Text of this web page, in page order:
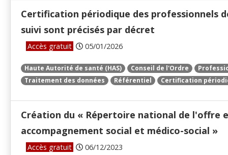
Certification périodique des professionnels
suivi sont précisés par décret
Accès gratuit 05/01/2026
Haute Autorité de santé (HAS) Conseil de l'Ordre
Traitement des données
Référentiel Certification
Création du « Répertoire national de l'offre
accompagnement social et médico-social »
Accès gratuit 06/12/2023